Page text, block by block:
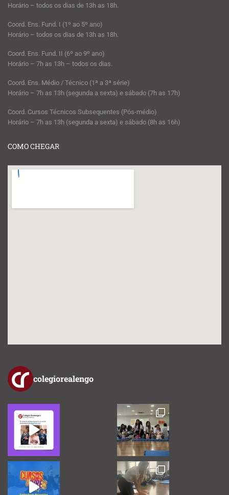
Horário – todos os dias de 13h as 18h.
Coord. Ens. Fund. I (1º ao 5º ano)
Horário – todos os dias de 13h as 18h.
Coord. Ens. Fund. II (6º ao 9º ano)
Horário – 7h as 13h – todos os dias.
Coord. Ens. Médio / Técnico (1ª a 3ª série)
Horário – 7h as 13h (segunda a sexta) e sábado (7h as 17h)
Coord. Cursos Técnicos Subsequentes (Pós-médio)
Horário – 7h as 13h (segunda a sexta) e sábado (8h as 16h)
COMO CHEGAR
colegiorealengo